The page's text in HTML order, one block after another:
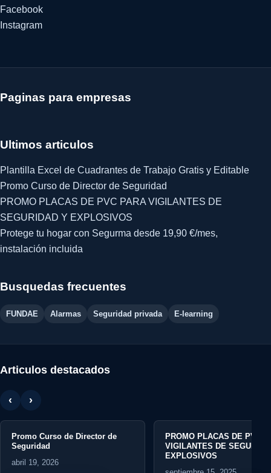
Facebook
Instagram
Paginas para empresas
Ultimos articulos
Plantilla Excel de Cuadrantes de Trabajo Gratis y Editable
Promo Curso de Director de Seguridad
PROMO PLACAS DE PVC PARA VIGILANTES DE
SEGURIDAD Y EXPLOSIVOS
Protege tu hogar con Segurma desde 19,90 €/mes,
instalación incluida
Busquedas frecuentes
FUNDAE Alarmas Seguridad privada E-learning
Articulos destacados
‹ ›
Promo Curso de Director de
Seguridad
abril 19, 2026
PROMO PLACAS DE PVC
VIGILANTES DE
EXPLOSIVOS